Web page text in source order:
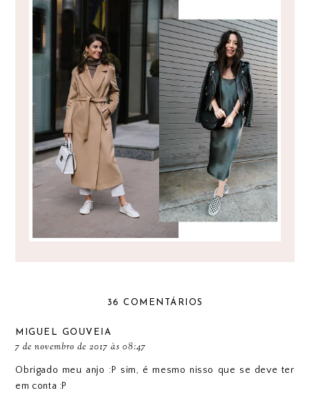
COMO UTILIZAR TÉNIS NO INVERNO
36 COMENTÁRIOS
MIGUEL GOUVEIA
7 de novembro de 2017 às 08:47
Obrigado meu anjo :P sim, é mesmo nisso que se deve ter
em conta :P